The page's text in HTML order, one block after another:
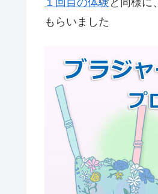
１回目の体験 と同様に、
もらいました